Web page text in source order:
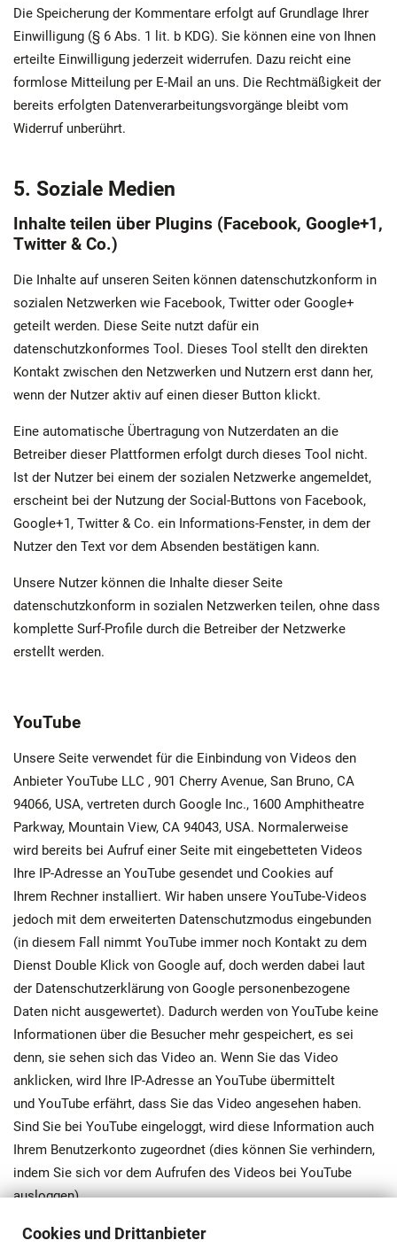
Cookies und Drittanbieter
Die Speicherung der Kommentare erfolgt auf Grundlage Ihrer
Einwilligung (§ 6 Abs. 1 lit. b KDG). Sie können eine von Ihnen
erteilte Einwilligung jederzeit widerrufen. Dazu reicht eine
formlose Mitteilung per E-Mail an uns. Die Rechtmäßigkeit der
bereits erfolgten Datenverarbeitungsvorgänge bleibt vom
Widerruf unberührt.
5. Soziale Medien
Inhalte teilen über Plugins (Facebook, Google+1,
Twitter & Co.)
Die Inhalte auf unseren Seiten können datenschutzkonform in
sozialen Netzwerken wie Facebook, Twitter oder Google+
geteilt werden. Diese Seite nutzt dafür ein
datenschutzkonformes Tool. Dieses Tool stellt den direkten
Kontakt zwischen den Netzwerken und Nutzern erst dann her,
wenn der Nutzer aktiv auf einen dieser Button klickt.
Eine automatische Übertragung von Nutzerdaten an die
Betreiber dieser Plattformen erfolgt durch dieses Tool nicht.
Ist der Nutzer bei einem der sozialen Netzwerke angemeldet,
erscheint bei der Nutzung der Social-Buttons von Facebook,
Google+1, Twitter & Co. ein Informations-Fenster, in dem der
Nutzer den Text vor dem Absenden bestätigen kann.
Unsere Nutzer können die Inhalte dieser Seite
datenschutzkonform in sozialen Netzwerken teilen, ohne dass
komplette Surf-Profile durch die Betreiber der Netzwerke
erstellt werden.
YouTube
Unsere Seite verwendet für die Einbindung von Videos den
Anbieter YouTube LLC , 901 Cherry Avenue, San Bruno, CA
94066, USA, vertreten durch Google Inc., 1600 Amphitheatre
Parkway, Mountain View, CA 94043, USA. Normalerweise
wird bereits bei Aufruf einer Seite mit eingebetteten Videos
Ihre IP-Adresse an YouTube gesendet und Cookies auf
Ihrem Rechner installiert. Wir haben unsere YouTube-Videos
jedoch mit dem erweiterten Datenschutzmodus eingebunden
(in diesem Fall nimmt YouTube immer noch Kontakt zu dem
Dienst Double Klick von Google auf, doch werden dabei laut
der Datenschutzerklärung von Google personenbezogene
Daten nicht ausgewertet). Dadurch werden von YouTube keine
Informationen über die Besucher mehr gespeichert, es sei
denn, sie sehen sich das Video an. Wenn Sie das Video
anklicken, wird Ihre IP-Adresse an YouTube übermittelt
und YouTube erfährt, dass Sie das Video angesehen haben.
Sind Sie bei YouTube eingeloggt, wird diese Information auch
Ihrem Benutzerkonto zugeordnet (dies können Sie verhindern,
indem Sie sich vor dem Aufrufen des Videos bei YouTube
ausloggen).
Von der dann möglichen Erhebung und Verwendung Ihrer